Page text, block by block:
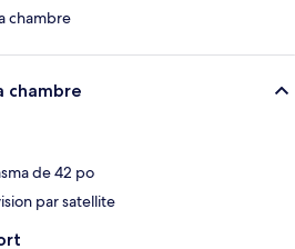
chambre
chambre
de 42 po
par satellite